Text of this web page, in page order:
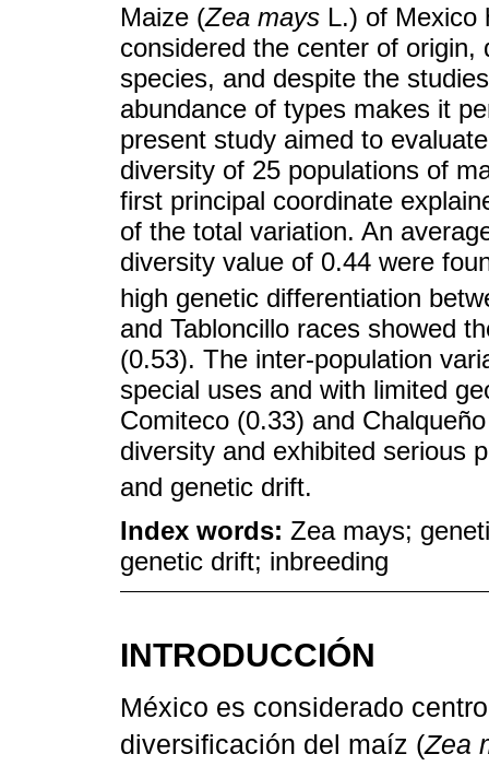
Maize (Zea mays L.) of Mexico
considered the center of
species, and despite the
abundance of types makes it
present study aimed to
diversity of 25 populations of
first principal coordinate
of the total variation. An
diversity value of 0.44 were
high genetic differentiation
and Tabloncillo races showed
(0.53). The inter-population
special uses and with limited
Comiteco (0.33) and
diversity and exhibited serious
and genetic drift.
Index words: Zea mays;
genetic drift; inbreeding
INTRODUCCIÓN
México es considerado
diversificación del maíz (Zea